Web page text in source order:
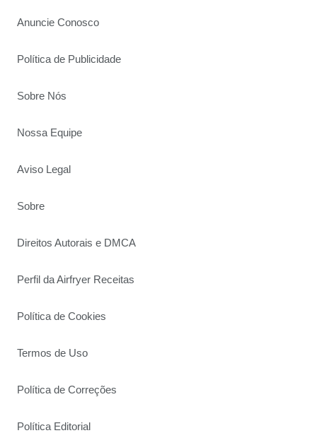
Anuncie Conosco
Política de Publicidade
Sobre Nós
Nossa Equipe
Aviso Legal
Sobre
Direitos Autorais e DMCA
Perfil da Airfryer Receitas
Política de Cookies
Termos de Uso
Política de Correções
Política Editorial